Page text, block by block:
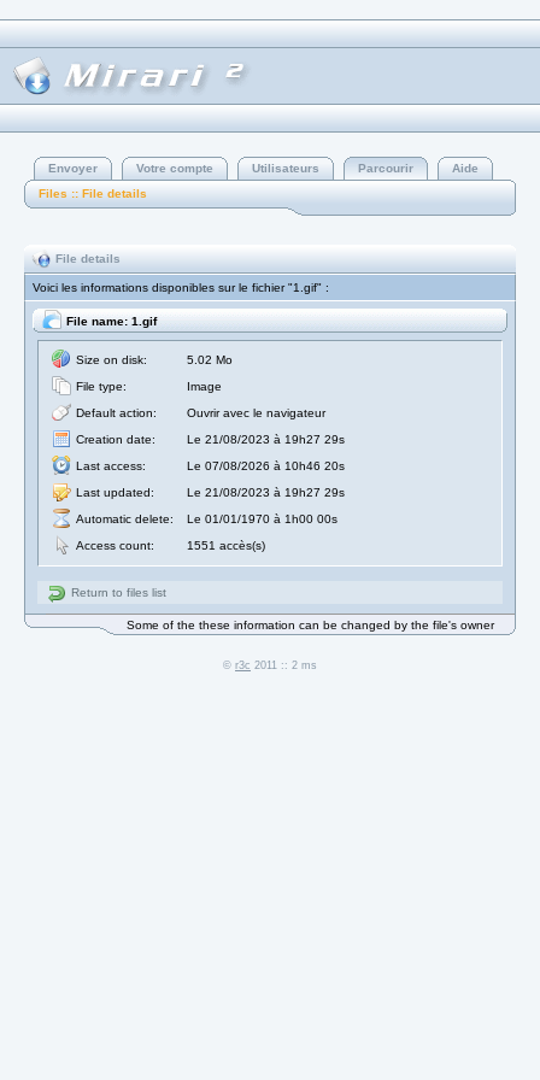
Envoyer Votre compte Utilisateurs Parcourir
Aide
Files :: File details
File details
Voici les informations disponibles sur le fichier "1.gif" :
File name: 1.gif
Size on disk:
5.02 Mo
File type:
Image
Default action:
Ouvrir avec le navigateur
Creation date:
Le 21/08/2023 à 19h27 29s
Last access:
Le 07/08/2026 à 10h46 20s
Last updated:
Le 21/08/2023 à 19h27 29s
Automatic delete:
Le 01/01/1970 à 1h00 00s
Access count:
1551 accès(s)
Return to files list
Some of the these information can be changed by the file's owner
© r3c 2011 :: 2 ms